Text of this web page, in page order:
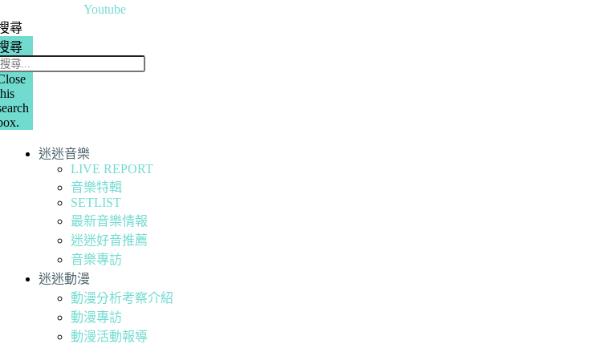
Youtube
尋
尋
迷迷音樂
LIVE REPORT
音樂特輯
SETLIST
最新音樂情報
迷迷好音推薦
音樂專訪
迷迷動漫
動漫分析考察介紹
動漫專訪
動漫活動報導